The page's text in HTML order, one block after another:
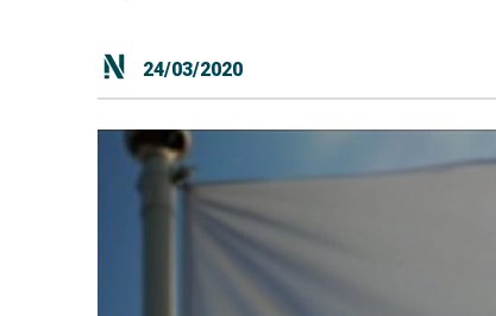
24/03/2020